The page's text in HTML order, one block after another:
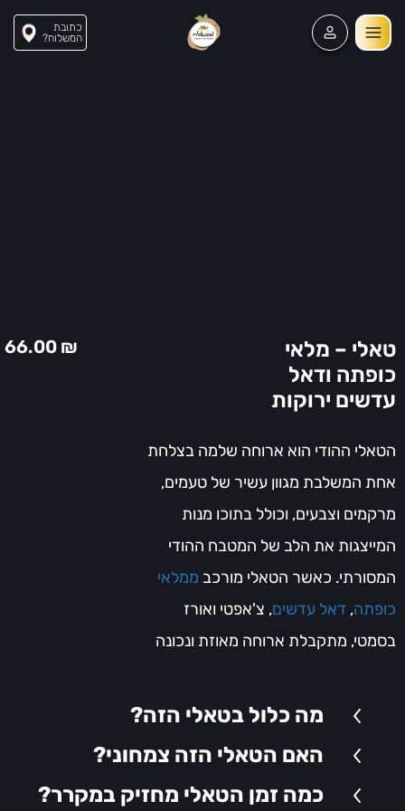
כתובת
?המשלוח
טאלי – מלאי
כופתה ודאל
עדשים ירוקות
הטאלי ההודי הוא ארוחה שלמה בצלחת
אחת המשלבת מגוון עשיר של טעמים,
מרקמים וצבעים, וכולל בתוכו מנות
המייצגות את הלב של המטבח ההודי
המסורתי. כאשר הטאלי מורכב ממלאי
כופתה, דאל עדשים, צ'אפטי ואורז
בסמטי, מתקבלת ארוחה מאוזת ונכונה
גבינה (פאניר) במילוי עשיר שטובלים
טעם עשיר ועמוק. לצד זאת,
הדאל
עדשים, תבשיל חם ומנחם המבוסס על
66.00 ₪
מה כלול בטאלי הזה?
האם הטאלי הזה צמחוני?
כמה זמן הטאלי מחזיק במקרר?